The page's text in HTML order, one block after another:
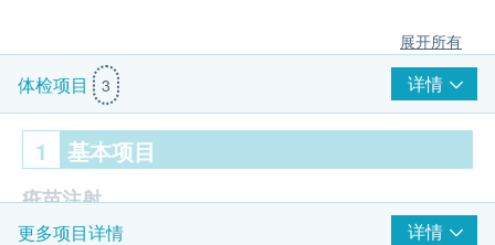
展开所有
体检项目 3 详情
1 基本项目
疫苗注射
更多项目详情 详情